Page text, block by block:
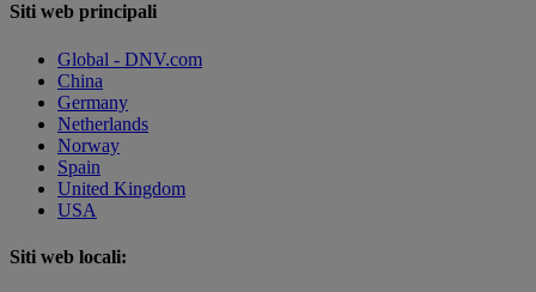
Siti web principali
Global - DNV.com
China
Germany
Netherlands
Norway
Spain
United Kingdom
USA
Siti web locali: